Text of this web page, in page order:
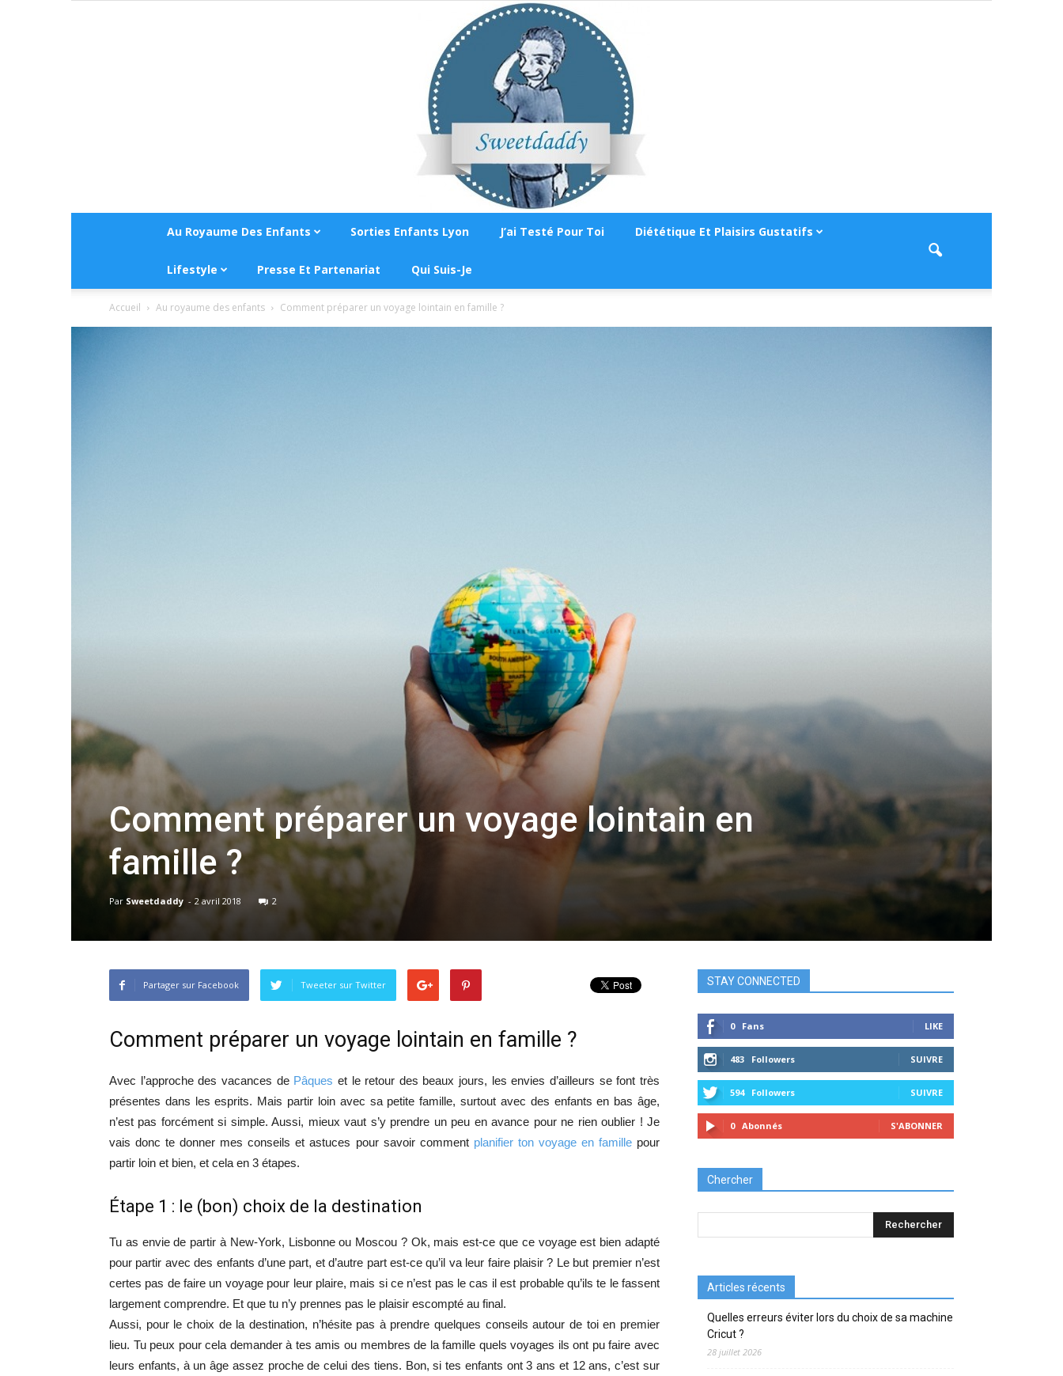
Au Royaume Des Enfants Sorties Enfants Lyon J’ai Testé Pour Toi Diététique Et Plaisirs Gustatifs
Lifestyle Presse Et Partenariat Qui Suis-Je
Accueil Au royaume des enfants Comment préparer un voyage lointain en famille ?
Comment préparer un voyage lointain en
famille ?
Par Sweetdaddy - 2 avril 2018 2
Partager sur Facebook Tweeter sur Twitter
Comment préparer un voyage lointain en famille ?
Avec l’approche des vacances de Pâques et le retour des beaux jours, les envies d’ailleurs se font très
présentes dans les esprits. Mais partir loin avec sa petite famille, surtout avec des enfants en bas âge,
n’est pas forcément si simple. Aussi, mieux vaut s’y prendre un peu en avance pour ne rien oublier ! Je
vais donc te donner mes conseils et astuces pour savoir comment planifier ton voyage en famillepour
partir loin et bien, et cela en 3 étapes.
Étape 1 : le (bon) choix de la destination
Tu as envie de partir à New-York, Lisbonne ou Moscou ? Ok, mais est-ce que ce voyage est bien adapté
pour partir avec des enfants d’une part, et d’autre part est-ce qu’il va leur faire plaisir ? Le but premier n’est
certes pas de faire un voyage pour leur plaire, mais si ce n’est pas le cas il est probable qu’ils te le fassent
largement comprendre. Et que tu n’y prennes pas le plaisir escompté au final.
Aussi, pour le choix de la destination, n’hésite pas à prendre quelques conseils autour de toi en premier
lieu. Tu peux pour cela demander à tes amis ou membres de la famille quels voyages ils ont pu faire avec
leurs enfants, à un âge assez proche de celui des tiens. Bon, si tes enfants ont 3 ans et 12 ans, c’est sur
STAY CONNECTED
0 Fans LIKE
483 Followers SUIVRE
594 Followers SUIVRE
0 Abonnés S'ABONNER
Chercher
Articles récents
Quelles erreurs éviter lors du choix de sa machine
Cricut ?
28 juillet 2026